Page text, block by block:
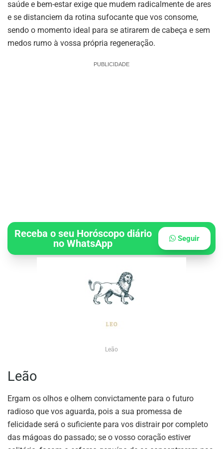
saúde e bem-estar exige que mudem radicalmente de ares
e se distanciem da rotina sufocante que vos consome,
sendo o momento ideal para se atirarem de cabeça e sem
medos rumo à vossa própria regeneração.
PUBLICIDADE
Receba o seu Horóscopo diário
no WhatsApp
Seguir
Leão
Leão
Ergam os olhos e olhem convictamente para o futuro
radioso que vos aguarda, pois a sua promessa de
felicidade será o suficiente para vos distrair por completo
das mágoas do passado; se o vosso coração estiver